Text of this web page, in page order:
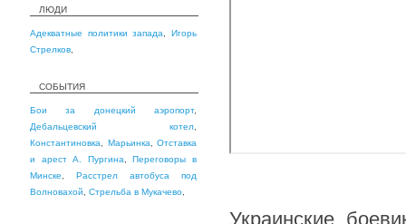
ЛЮДИ
Адекватные политики запада ,Игорь
Стрелков
СОБЫТИЯ
Бои за донецкий аэропорт,
Дебальцевский котел
Константиновка
Марьинка
Отставка
и арест А. Пургина ,Переговоры в
Минске
Расстрел автобуса под
Волновахой
Стрельба в Мукачево
Украинские